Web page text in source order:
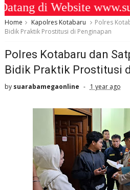
di Website
Home Kapolres Kotabaru
Polres
Bidik Praktik Prostitusi di Penginapan
Polres Kotabaru dan
Bidik Praktik Prostitusi
by suarabamegaonline 1 year ago